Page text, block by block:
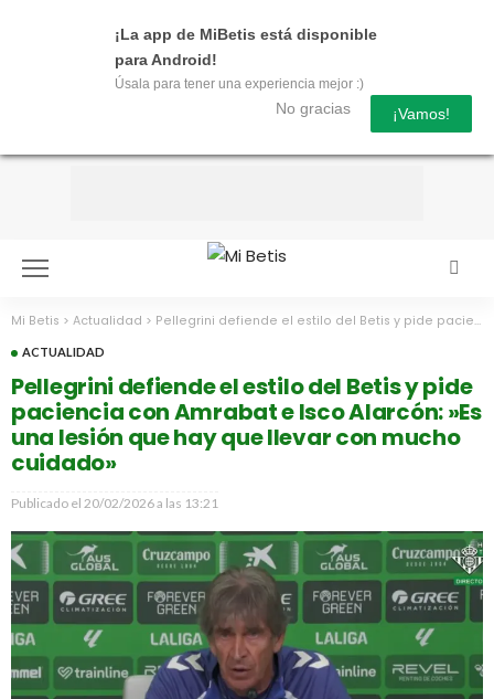
¡La app de MiBetis está disponible
para Android!
Úsala para tener una experiencia mejor :)
No gracias ¡Vamos!
Mi Betis > Actualidad > Pellegrini defiende el estilo del Betis y pide paciencia con Amrabat e Isco Alarcón: »Es una lesión que hay que llevar con mucho cuidado»
ACTUALIDAD
Pellegrini defiende el estilo del Betis y pide
paciencia con Amrabat e Isco Alarcón: »Es
una lesión que hay que llevar con mucho
cuidado»
Publicado el 20/02/2026 a las 13:21